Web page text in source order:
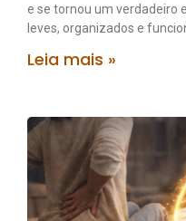
e se tornou um verdadeiro
leves, organizados e
Leia mais »